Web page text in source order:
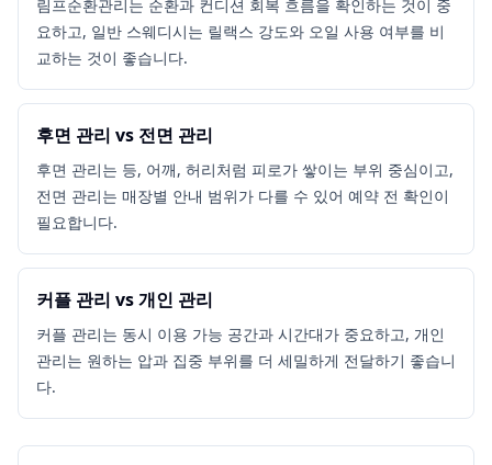
림프순환관리는 순환과 컨디션 회복 흐름을 확인하는 것이 중
요하고, 일반 스웨디시는 릴랙스 강도와 오일 사용 여부를 비
교하는 것이 좋습니다.
후면 관리 vs 전면 관리
후면 관리는 등, 어깨, 허리처럼 피로가 쌓이는 부위 중심이고,
전면 관리는 매장별 안내 범위가 다를 수 있어 예약 전 확인이
필요합니다.
커플 관리 vs 개인 관리
커플 관리는 동시 이용 가능 공간과 시간대가 중요하고, 개인
관리는 원하는 압과 집중 부위를 더 세밀하게 전달하기 좋습니
다.